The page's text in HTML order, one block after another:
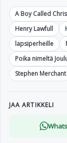
A Boy Called
Henry Lawfull
lapsiperheille
Poika nimeltä
Stephen Merchant
JAA ARTIKKELI